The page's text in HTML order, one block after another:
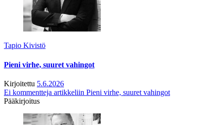
Tapio Kivistö
Pieni virhe, suuret vahingot
Kirjoitettu 5.6.2026
Ei kommentteja artikkeliin Pieni virhe, suuret vahingot
Pääkirjoitus